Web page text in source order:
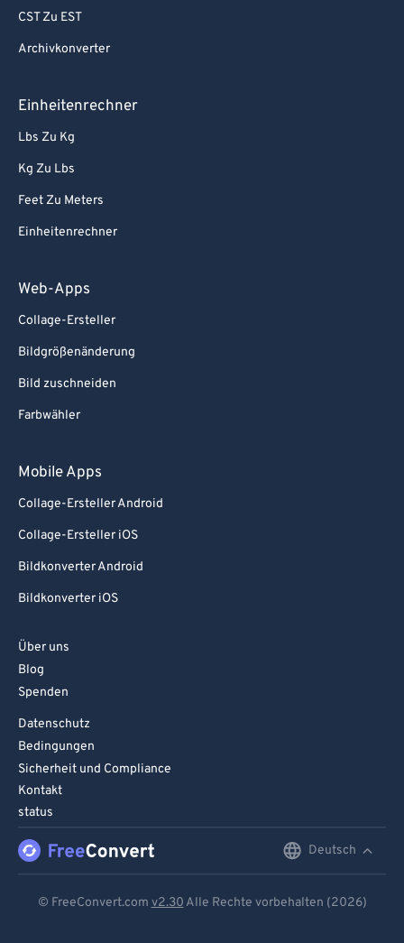
CST Zu EST
Archivkonverter
Einheitenrechner
Lbs Zu Kg
Kg Zu Lbs
Feet Zu Meters
Einheitenrechner
Web-Apps
Collage-Ersteller
Bildgrößenänderung
Bild zuschneiden
Farbwähler
Mobile Apps
Collage-Ersteller Android
Collage-Ersteller iOS
Bildkonverter Android
Bildkonverter iOS
Über uns
Blog
Spenden
Datenschutz
Bedingungen
Sicherheit und Compliance
Kontakt
status
Deutsch
© FreeConvert.com v2.30 Alle Rechte vorbehalten (2026)